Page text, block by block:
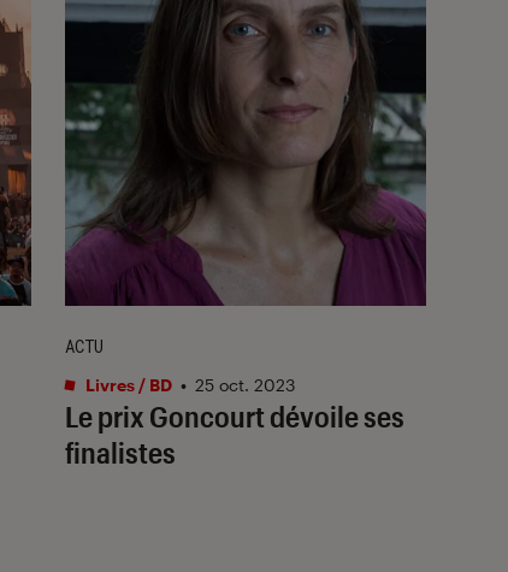
Le prix Goncourt dévoile ses
finalistes
ACTU
Livres / BD • 25 oct. 2023